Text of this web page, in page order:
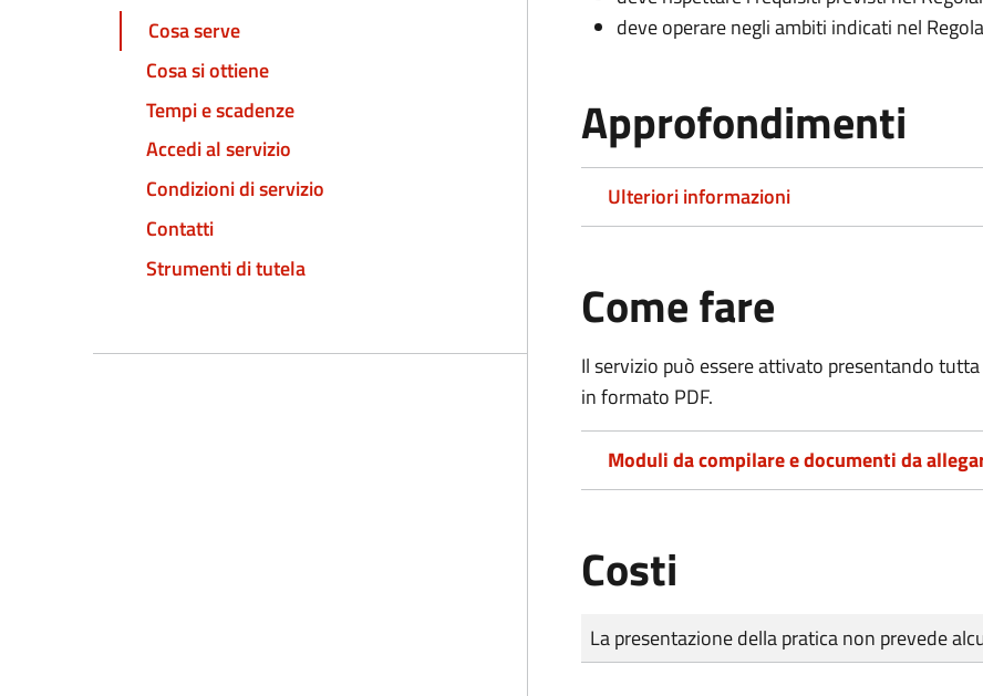
Cosa serve
Cosa si ottiene
Tempi e scadenze
Accedi al servizio
Condizioni di servizio
Contatti
Strumenti di tutela
deve operare negli ambiti indicati nel
Approfondimenti
Ulteriori informazioni
Come fare
Il servizio può essere attivato presentando
in formato PDF.
Moduli da compilare e documenti da
Costi
Tipo di pagamento
Importo
La presentazione della pratica non prevede